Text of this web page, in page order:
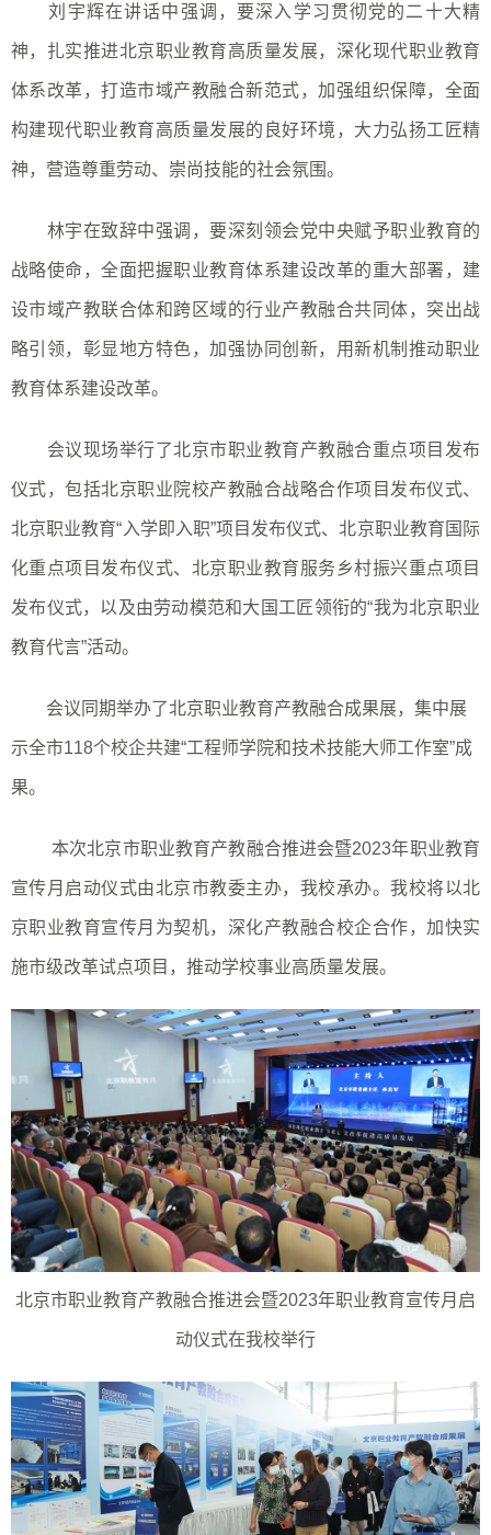
刘宇辉在讲话中强调，要深入学习贯彻党的二十大精
神，扎实推进北京职业教育高质量发展，深化现代职业教育
体系改革，打造市域产教融合新范式，加强组织保障，全面
构建现代职业教育高质量发展的良好环境，大力弘扬工匠精
神，营造尊重劳动、崇尚技能的社会氛围。
林宇在致辞中强调，要深刻领会党中央赋予职业教育的
战略使命，全面把握职业教育体系建设改革的重大部署，建
设市域产教联合体和跨区域的行业产教融合共同体，突出战
略引领，彰显地方特色，加强协同创新，用新机制推动职业
教育体系建设改革。
会议现场举行了北京市职业教育产教融合重点项目发布
仪式，包括北京职业院校产教融合战略合作项目发布仪式、
北京职业教育“入学即入职”项目发布仪式、北京职业教育国际
化重点项目发布仪式、北京职业教育服务乡村振兴重点项目
发布仪式，以及由劳动模范和大国工匠领衔的“我为北京职业
教育代言”活动。
会议同期举办了北京职业教育产教融合成果展，集中展
示全市118个校企共建“工程师学院和技术技能大师工作室”成
果。
本次北京市职业教育产教融合推进会暨2023年职业教育
宣传月启动仪式由北京市教委主办，我校承办。我校将以北
京职业教育宣传月为契机，深化产教融合校企合作，加快实
施市级改革试点项目，推动学校事业高质量发展。
北京市职业教育产教融合推进会暨2023年职业教育宣传月启
动仪式在我校举行